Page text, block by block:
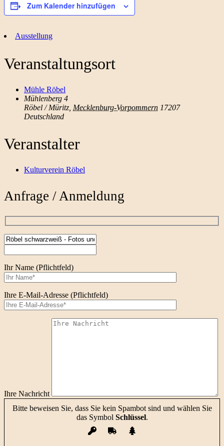
Zum Kalender hinzufügen
Ausstellung
Veranstaltungsort
Mühle Röbel
Mühlenberg 4
Röbel / Müritz Mecklenburg-Vorpommern 17207
Deutschland
Veranstalter
Kulturverein Röbel
Anfrage / Anmeldung
Ihr Name (Pflichtfeld)
Ihre E-Mail-Adresse (Pflichtfeld)
Ihre Nachricht
Bitte beweisen Sie, dass Sie kein Spambot sind und wählen Sie
das Symbol Schlüssel.